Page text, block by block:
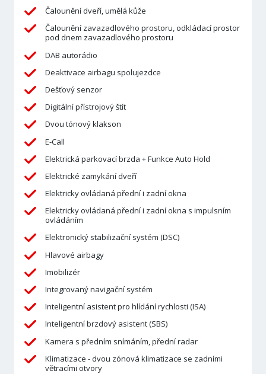
Čalounění dveří, umělá kůže
Čalounění zavazadlového prostoru, odkládací prostor
pod dnem zavazadlového prostoru
DAB autorádio
Deaktivace airbagu spolujezdce
Dešťový senzor
Digitální přístrojový štít
Dvou tónový klakson
E-Call
Elektrická parkovací brzda + Funkce Auto Hold
Elektrické zamykání dveří
Elektricky ovládaná přední i zadní okna
Elektricky ovládaná přední i zadní okna s impulsním
ovládáním
Elektronický stabilizační systém (DSC)
Hlavové airbagy
Imobilizér
Integrovaný navigační systém
Inteligentní asistent pro hlídání rychlosti (ISA)
Inteligentní brzdový asistent (SBS)
Kamera s předním snímáním, přední radar
Klimatizace - dvou zónová klimatizace se zadními
větracími otvory